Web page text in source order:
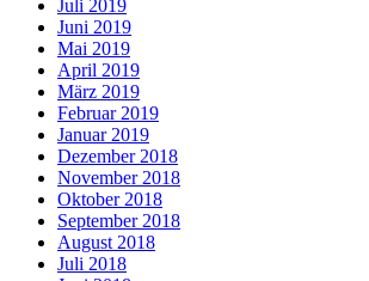
Juli 2019
Juni 2019
Mai 2019
April 2019
März 2019
Februar 2019
Januar 2019
Dezember 2018
November 2018
Oktober 2018
September 2018
August 2018
Juli 2018